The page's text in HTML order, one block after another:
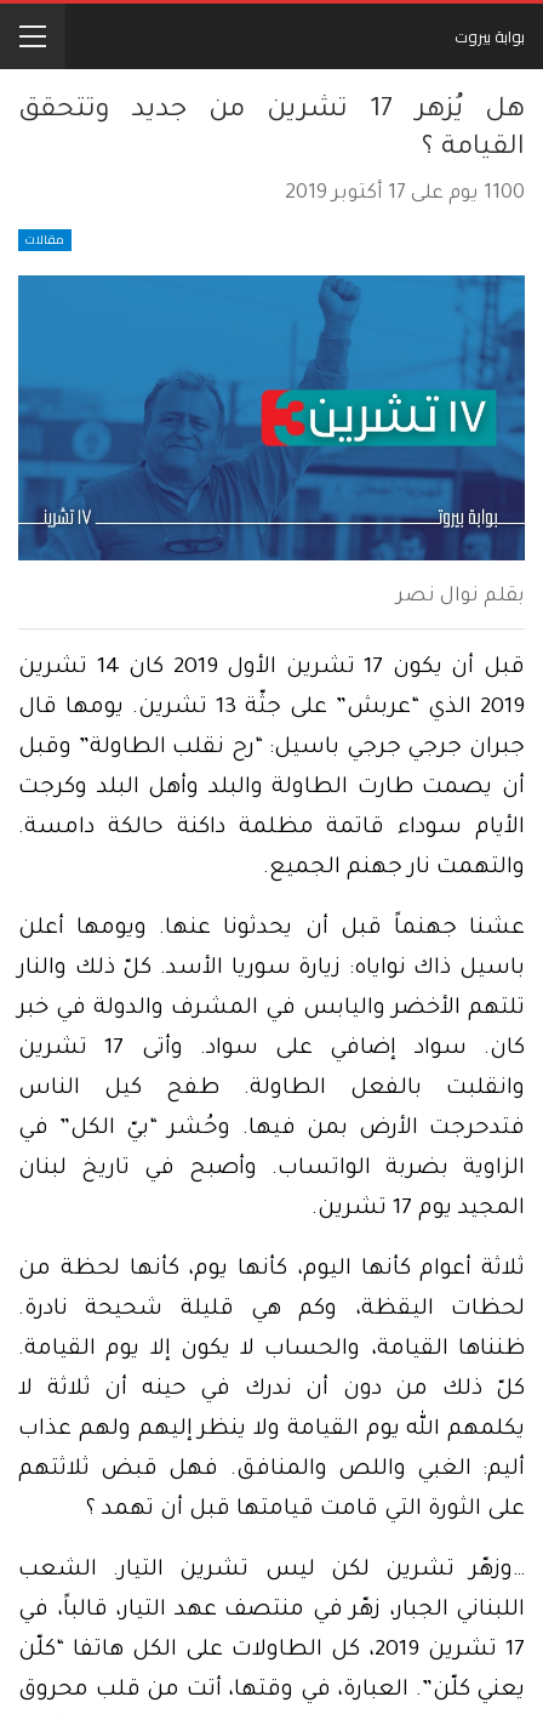
بوابة بيروت
هل يُزهر 17 تشرين من جديد وتتحقق
القيامة ؟
1100 يوم على 17 أكتوبر 2019
مقالات
بقلم نوال نصر
قبل أن يكون 17 تشرين الأول 2019 كان 14 تشرين
2019 الذي “عربش” على جثّة 13 تشرين. يومها قال
جبران جرجي جرجي باسيل: “رح نقلب الطاولة” وقبل
أن يصمت طارت الطاولة والبلد وأهل البلد وكرجت
الأيام سوداء قاتمة مظلمة داكنة حالكة دامسة.
والتهمت نار جهنم الجميع.
عشنا جهنماً قبل أن يحدثونا عنها. ويومها أعلن
باسيل ذاك نواياه: زيارة سوريا الأسد. كلّ ذلك والنار
تلتهم الأخضر واليابس في المشرف والدولة في خبر
كان. سواد إضافي على سواد. وأتى 17 تشرين
وانقلبت بالفعل الطاولة. طفح كيل الناس
فتدحرجت الأرض بمن فيها. وحُشر “بيّ الكل” في
الزاوية بضربة الواتساب. وأصبح في تاريخ لبنان
المجيد يوم 17 تشرين.
ثلاثة أعوام كأنها اليوم، كأنها يوم، كأنها لحظة من
لحظات اليقظة، وكم هي قليلة شحيحة نادرة.
ظنناها القيامة، والحساب لا يكون إلا يوم القيامة.
كلّ ذلك من دون أن ندرك في حينه أن ثلاثة لا
يكلمهم الله يوم القيامة ولا ينظر إليهم ولهم عذاب
أليم: الغبي واللص والمنافق. فهل قبض ثلاثتهم
على الثورة التي قامت قيامتها قبل أن تهمد ؟
…وزهّر تشرين لكن ليس تشرين التيار. الشعب
اللبناني الجبار، زهّر في منتصف عهد التيار، قالباً، في
17 تشرين 2019، كل الطاولات على الكل هاتفا “كلّن
يعني كلّن”. العبارة، في وقتها، أتت من قلب محروق